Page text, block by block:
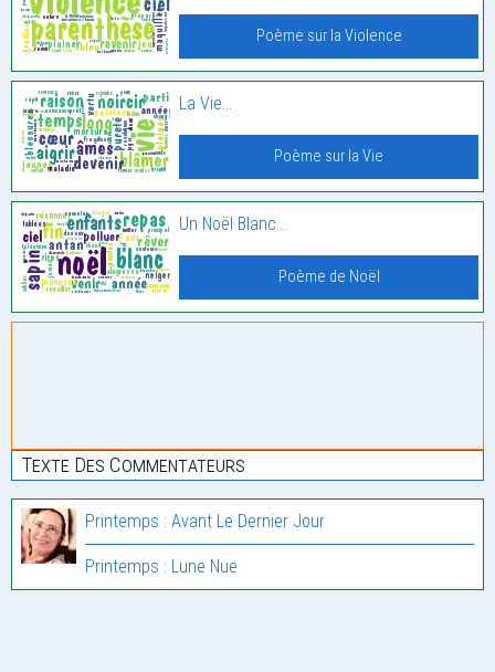
Poème sur la Violence
La Vie…
Poème sur la Vie
Un Noël Blanc…
Poème de Noël
Texte Des Commentateurs
Printemps : Avant Le Dernier Jour
Printemps : Lune Nue